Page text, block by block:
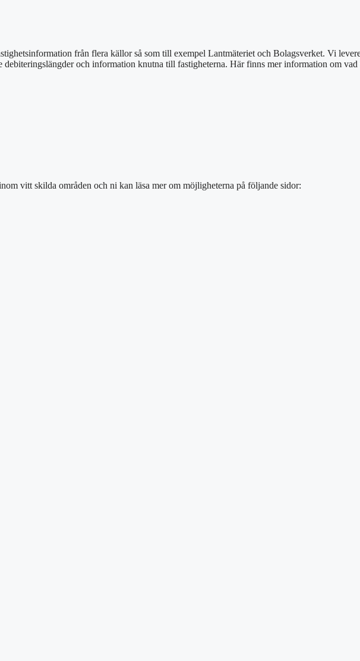
från flera källor så som till exempel Lantmäteriet och Bolagsverket. Vi
debiteringslängder och information knutna till fastigheterna. Här finns mer information om
vitt skilda områden och ni kan läsa mer om möjligheterna på följande sidor: